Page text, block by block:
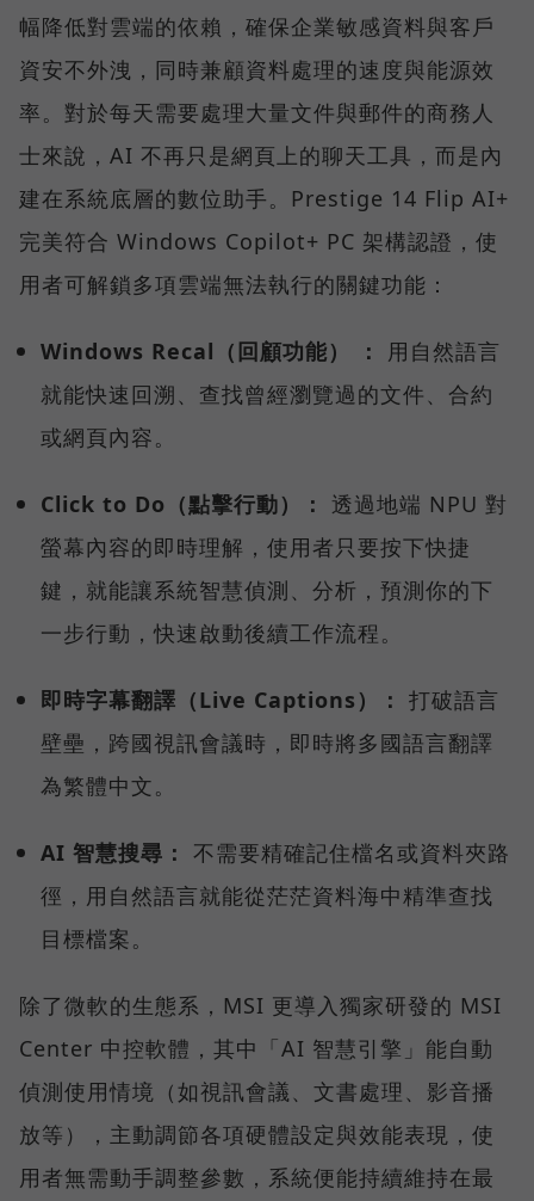
幅降低對雲端的依賴，確保企業敏感資料與客戶
資安不外洩，同時兼顧資料處理的速度與能源效
率。對於每天需要處理大量文件與郵件的商務人
士來說，AI 不再只是網頁上的聊天工具，而是內
建在系統底層的數位助手。Prestige 14 Flip AI+
完美符合 Windows Copilot+ PC 架構認證，使
用者可解鎖多項雲端無法執行的關鍵功能：
Windows Recal（回顧功能） ：
用自然語言
就能快速回溯、查找曾經瀏覽過的文件、合約
或網頁內容。
Click to Do（點擊行動）： 透過地端 NPU 對
螢幕內容的即時理解，使用者只要按下快捷
鍵，就能讓系統智慧偵測、分析，預測你的下
一步行動，快速啟動後續工作流程。
即時字幕翻譯（Live Captions）： 打破語言
壁壘，跨國視訊會議時，即時將多國語言翻譯
為繁體中文。
AI 智慧搜尋： 不需要精確記住檔名或資料夾路
徑，用自然語言就能從茫茫資料海中精準查找
目標檔案。
除了微軟的生態系，MSI 更導入獨家研發的 MSI
Center 中控軟體，其中「AI 智慧引擎」能自動
偵測使用情境（如視訊會議、文書處理、影音播
放等），主動調節各項硬體設定與效能表現，使
用者無需動手調整參數，系統便能持續維持在最